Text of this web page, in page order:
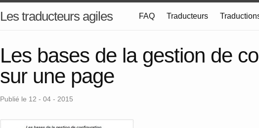
Les traducteurs agiles FAQ Traducteurs
Les bases de la gestion de
sur une page
Publié le 12 - 04 - 2015